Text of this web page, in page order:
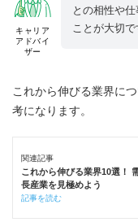
キャリア
アドバイ
ザー
との相性や
ことが大切で
これから伸びる業界に
考になります。
関連記事
これから伸びる業界10選！
長産業を見極めよう
記事を読む